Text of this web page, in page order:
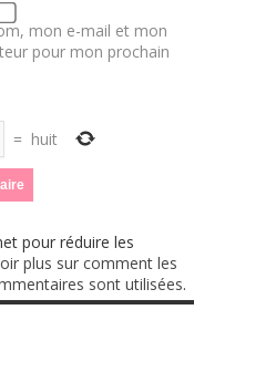
mon e-mail et mon
pour mon prochain
= huit
pour réduire les
plus sur comment les
sont utilisées.